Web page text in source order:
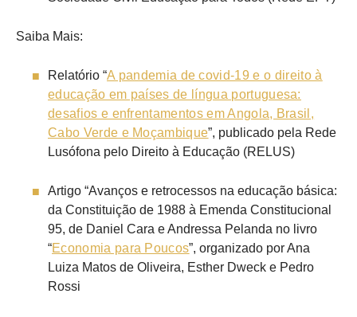
Saiba Mais:
Relatório “A pandemia de covid-19 e o direito à
educação em países de língua portuguesa:
desafios e enfrentamentos em Angola, Brasil,
Cabo Verde e Moçambique”, publicado pela Rede
Lusófona pelo Direito à Educação (RELUS)
Artigo “Avanços e retrocessos na educação básica:
da Constituição de 1988 à Emenda Constitucional
95, de Daniel Cara e Andressa Pelanda no livro
“Economia para Poucos”, organizado por Ana
Luiza Matos de Oliveira, Esther Dweck e Pedro
Rossi